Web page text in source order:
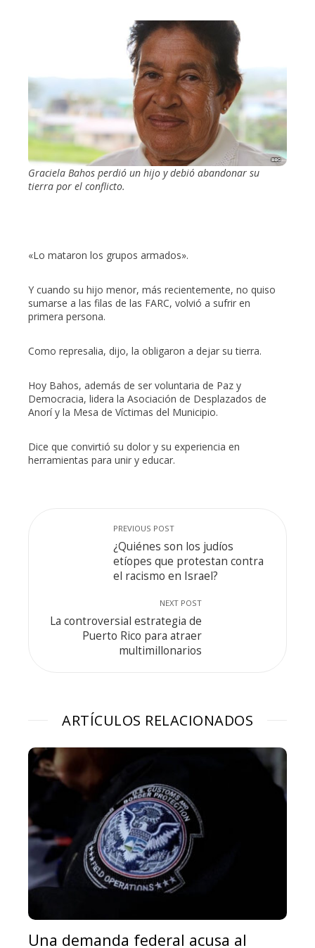
Graciela Bahos perdió un hijo y debió abandonar su
tierra por el conflicto.
«Lo mataron los grupos armados».
Y cuando su hijo menor, más recientemente, no quiso
sumarse a las filas de las FARC, volvió a sufrir en
primera persona.
Como represalia, dijo, la obligaron a dejar su tierra.
Hoy Bahos, además de ser voluntaria de Paz y
Democracia, lidera la Asociación de Desplazados de
Anorí y la Mesa de Víctimas del Municipio.
Dice que convirtió su dolor y su experiencia en
herramientas para unir y educar.
PREVIOUS POST
¿Quiénes son los judíos
etíopes que protestan contra
el racismo en Israel?
NEXT POST
La controversial estrategia de
Puerto Rico para atraer
multimillonarios
ARTÍCULOS RELACIONADOS
Una demanda federal acusa al